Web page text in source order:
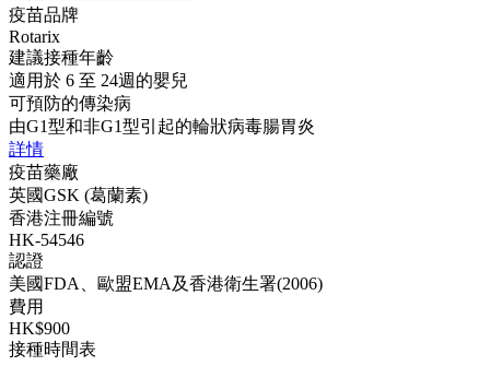
疫苗品牌
Rotarix
建議接種年齡
適用於 6 至 24週的嬰兒
可預防的傳染病
由G1型和非G1型引起的輪狀病毒腸胃炎
詳情
疫苗藥廠
英國GSK (葛蘭素)
香港注冊編號
HK-54546
認證
美國FDA、歐盟EMA及香港衛生署(2006)
費用
HK$900
接種時間表